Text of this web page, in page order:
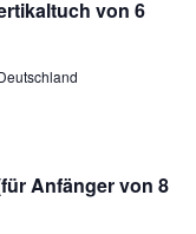
von 6
Anfänger von 8